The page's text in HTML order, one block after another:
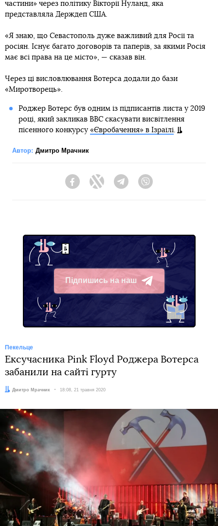
частини» через політику Вікторії Нуланд, яка
представляла Держдеп США.
«Я знаю, що Севастополь дуже важливий для Росії та
росіян. Існує багато договорів та паперів, за якими Росія
має всі права на це місто», — сказав він.
Через ці висловлювання Вотерса додали до бази
«Миротворець».
Роджер Вотерс був одним із підписантів листа у 2019
році, який закликав ВВС скасувати висвітлення
пісенного конкурсу «Євробачення» в Ізраїлі
Автор: Дмитро Мрачник
FacebookTwitter Telegram
Підпишись на наш
Telegram
Пекельце
Ексучасника Pink Floyd Роджера Вотерса
забанили на сайті гурту
Автор:
Дмитро Мрачник Дата:
18:08, 21 травня 2020